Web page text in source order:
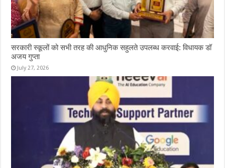
सरकारी स्कूलों को सभी तरह की आधुनिक सहुलते उपलब्ध करवाई: विधायक डॉ
अजय गुप्ता
July 27, 2026